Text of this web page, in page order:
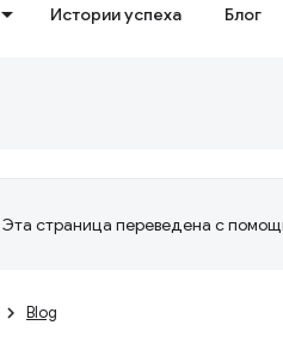
Истории успеха Блог
Эта страница переведена с
Blog